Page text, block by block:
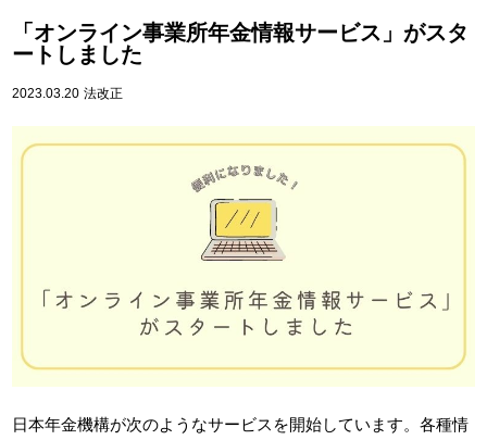
「オンライン事業所年金情報サービス」がスタ
ートしました
2023.03.20 法改正
日本年金機構が次のようなサービスを開始しています。各種情